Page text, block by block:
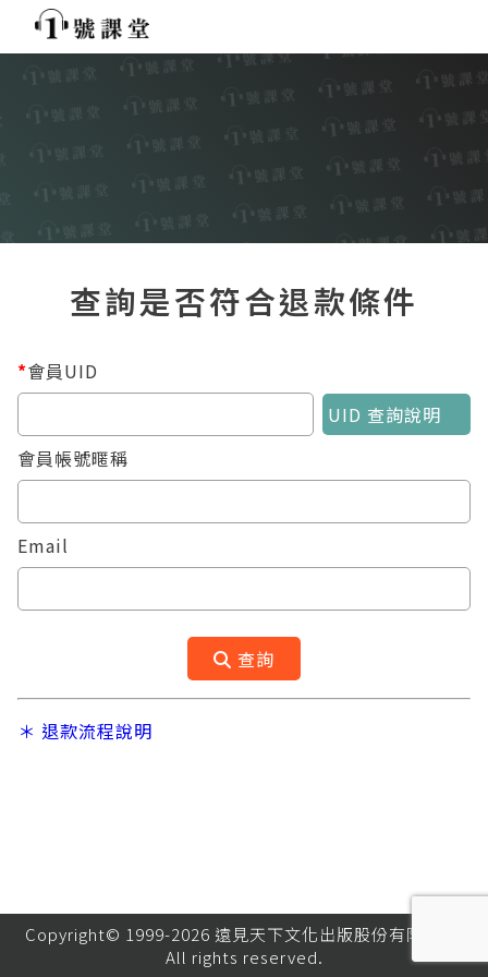
查詢是否符合退款條件
*會員UID
UID 查詢說明
會員帳號暱稱
Email
查詢
＊ 退款流程說明
Copyright© 1999-2026 遠見天下文化出版股份有限公司.
All rights reserved.